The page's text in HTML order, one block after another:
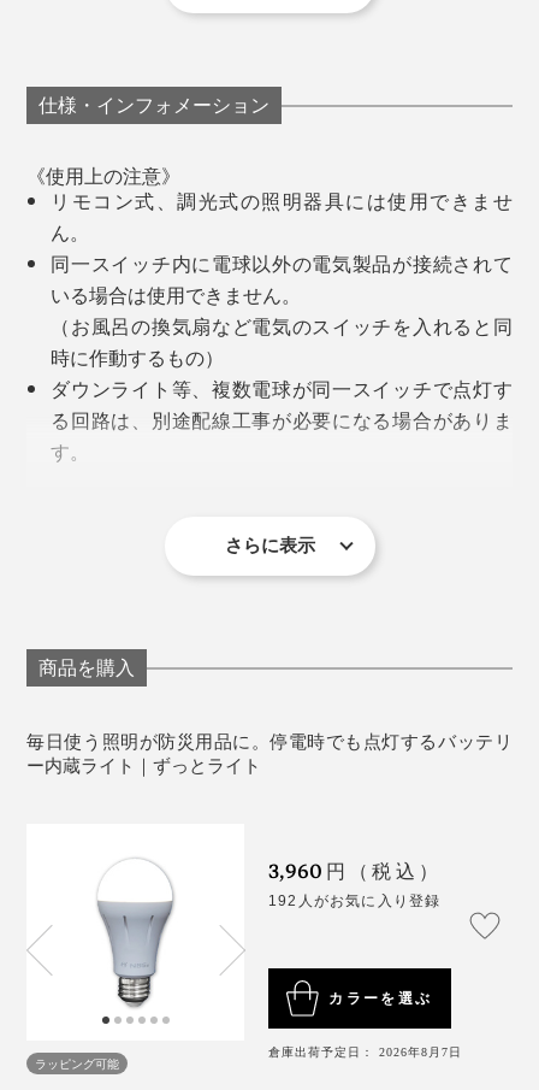
避けるためにも、視界の良さはとても重要。
ト』なら生活を送るのに十分な明るさを確保できます。
が発生した場合でも、貴重なバッテリーを消費しませ
ん。
旧もラクラク。
点灯する仕組み。これ、結構感動します（笑）。
にすれば、ずっと触っていなくても点灯。使いたい場所
に引っ掛けて使うことも可能です。
防災用品を備えておかなきゃと思いつつ、ついつい後回
しになってしまう方でも、部屋の照明を『ずっとライ
夫「え！！すごいじゃん！めっちゃ便利だね」
ら、日常使いの照明がそのまま防災用品になる点や、あ
りそうでなかった「バッテリー内蔵システム」に感心し
た様子。
ちから感動の声が。「えぇぇ〜！ついたー！！」 正
直、私もこれには感動しました（笑）。
だってつけられるよ！」 どこで使うか、何やら楽しそ
確かに、懐中電灯を持っていても、いざとなると在処に
辿り着けないのは“非常時あるある”ですが、『tsuita』な
ら使っている明かりを取り外すだけ。
仕様・インフォメーション
《使用上の注意》
リモコン式、調光式の照明器具には使用できませ
ん。
同一スイッチ内に電球以外の電気製品が接続されて
いる場合は使用できません。
（お風呂の換気扇など電気のスイッチを入れると同
時に作動するもの）
ダウンライト等、複数電球が同一スイッチで点灯す
る回路は、別途配線工事が必要になる場合がありま
す。
（フィラメント電球との併用により誤作動などが報
告されております。）
タイプ：50w相当
消費電力：6w
通常時の明るさ：AC660lm
バッテリー：2600mAh
LED：40000h
差込口：E26
定格電圧：100V
さらに表示
商品を購入
毎日使う照明が防災用品に。停電時でも点灯するバッテリ
ー内蔵ライト｜ずっとライト
ラッピング可能
3,960 円（税込）
192人がお気に入り登録
カラーを選ぶ
倉庫出荷予定日： 2026年8月7日